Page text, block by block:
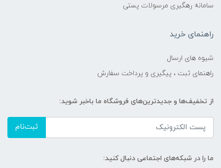
سامانه رهگیری مرسولات پستی
راهنمای خرید
شیوه های ارسال
راهنمای ثبت ، پیگیری و پرداخت سفارش
از تخفیف‌ها و جدیدترین‌های فروشگاه ما باخبر شوید:
ثبت‌نام
ما را در شبکه‌های اجتماعی دنبال کنید: